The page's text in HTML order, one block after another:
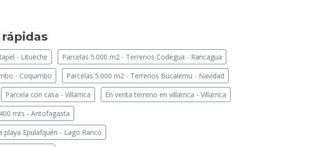
- Litueche Parcelas 5.000 m2 - Terrenos Codegua - Rancagua
- Coquimbo Parcelas 5.000 m2 - Terrenos Bucalemu - Navidad
Parcela con casa - Villarrica En venta terreno en villarrica - Villarrica
mts - Antofagasta
playa Epulafquén - Lago Ranco